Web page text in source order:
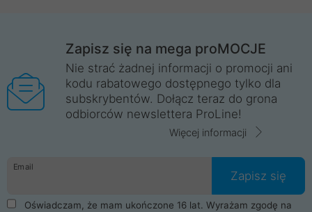
Zapisz się na mega proMOCJE
Nie strać żadnej informacji o promocji ani
kodu rabatowego dostępnego tylko dla
subskrybentów. Dołącz teraz do grona
odbiorców newslettera ProLine!
Więcej informacji
Email
Zapisz się
Oświadczam, że mam ukończone 16 lat. Wyrażam zgodę na